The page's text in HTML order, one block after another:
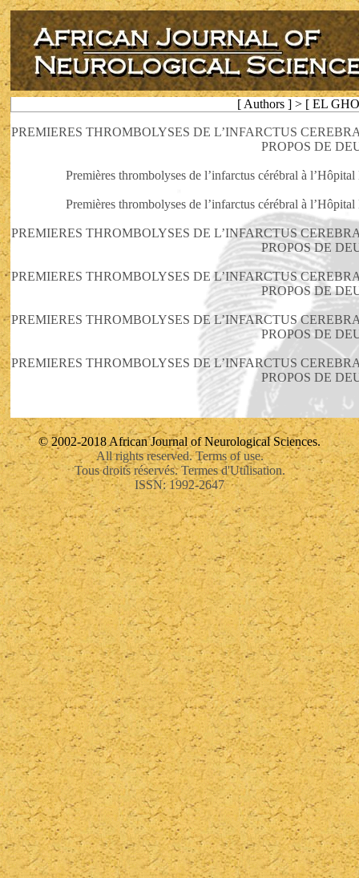
[ Authors ] > [ EL
PREMIERES THROMBOLYSES DE L’INFARCTUS
PROPOS DE
Premières thrombolyses de l’infarctus cérébral à
Premières thrombolyses de l’infarctus cérébral à
PREMIERES THROMBOLYSES DE L’INFARCTUS
PROPOS DE
PREMIERES THROMBOLYSES DE L’INFARCTUS
PROPOS DE
PREMIERES THROMBOLYSES DE L’INFARCTUS
PROPOS DE
PREMIERES THROMBOLYSES DE L’INFARCTUS
PROPOS DE
© 2002-2018 African Journal of Neurological Sciences.
All rights reserved. Terms of use.
Tous droits réservés. Termes d'Utilisation.
ISSN: 1992-2647